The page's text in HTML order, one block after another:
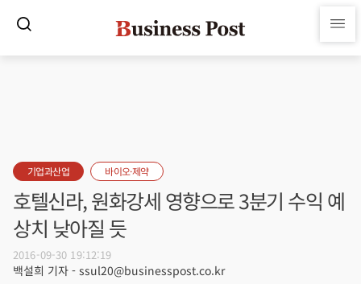
기업과산업 바이오·제약
호텔신라, 원화강세 영향으로 3분기 수익 예
상치 낮아질 듯
2016-09-30 19:12:19
백설희 기자 - ssul20@businesspost.co.kr